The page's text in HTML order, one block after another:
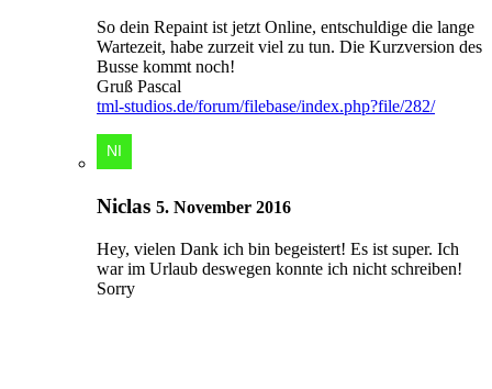
So dein Repaint ist jetzt Online, entschuldige die lange
Wartezeit, habe zurzeit viel zu tun. Die Kurzversion des
Busse kommt noch!
Gruß Pascal
tml-studios.de/forum/filebase/index.php?file/282/
Niclas 5. November 2016
Hey, vielen Dank ich bin begeistert! Es ist super. Ich
war im Urlaub deswegen konnte ich nicht schreiben!
Sorry